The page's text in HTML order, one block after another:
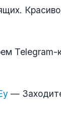
Telegram-
—